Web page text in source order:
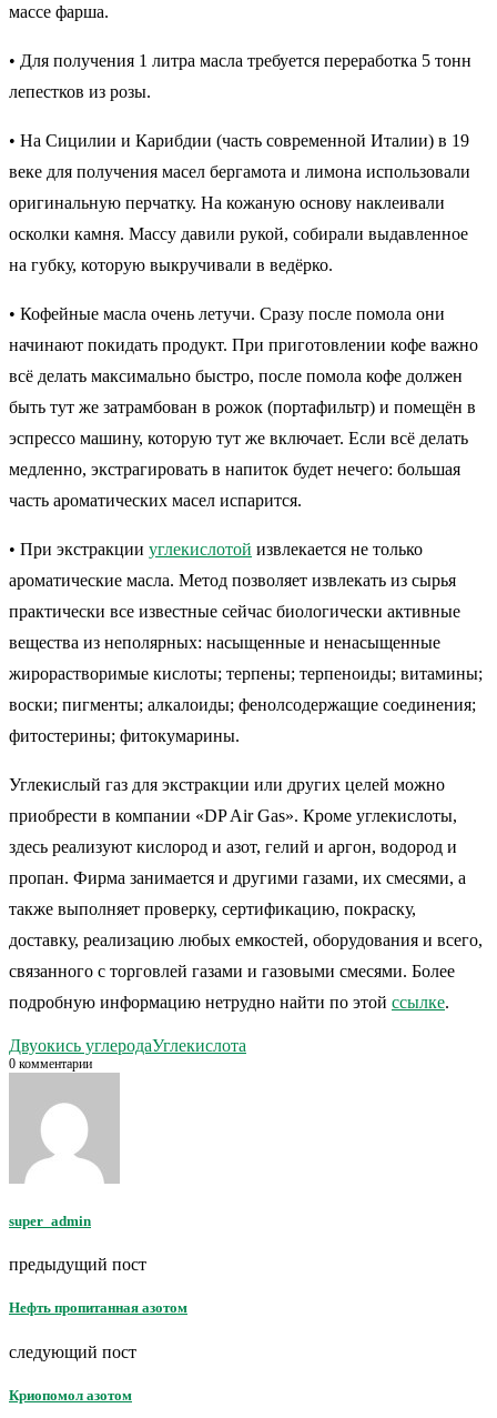
массе фарша.
• Для получения 1 литра масла требуется переработка 5 тонн
лепестков из розы.
• На Сицилии и Карибдии (часть современной Италии) в 19
веке для получения масел бергамота и лимона использовали
оригинальную перчатку. На кожаную основу наклеивали
осколки камня. Массу давили рукой, собирали выдавленное
на губку, которую выкручивали в ведёрко.
• Кофейные масла очень летучи. Сразу после помола они
начинают покидать продукт. При приготовлении кофе важно
всё делать максимально быстро, после помола кофе должен
быть тут же затрамбован в рожок (портафильтр) и помещён в
эспрессо машину, которую тут же включает. Если всё делать
медленно, экстрагировать в напиток будет нечего: большая
часть ароматических масел испарится.
• При экстракции углекислотой извлекается не только
ароматические масла. Метод позволяет извлекать из сырья
практически все известные сейчас биологически активные
вещества из неполярных: насыщенные и ненасыщенные
жирорастворимые кислоты; терпены; терпеноиды; витамины;
воски; пигменты; алкалоиды; фенолсодержащие соединения;
фитостерины; фитокумарины.
Углекислый газ для экстракции или других целей можно
приобрести в компании «DP Air Gas». Кроме углекислоты,
здесь реализуют кислород и азот, гелий и аргон, водород и
пропан. Фирма занимается и другими газами, их смесями, а
также выполняет проверку, сертификацию, покраску,
доставку, реализацию любых емкостей, оборудования и всего,
связанного с торговлей газами и газовыми смесями. Более
подробную информацию нетрудно найти по этой ссылке.
Двуокись углеродаУглекислота
0 комментарии
super_admin
предыдущий пост
Нефть пропитанная азотом
следующий пост
Криопомол азотом